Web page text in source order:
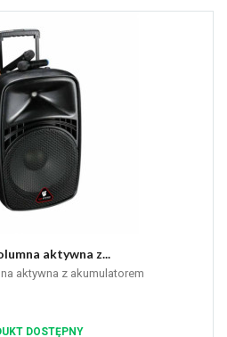
aktywna z...
aktywna z akumulatorem
DOSTĘPNY